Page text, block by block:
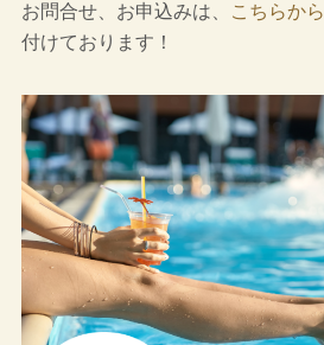
お問合せ、お申込みは、 こちらから
付けております！